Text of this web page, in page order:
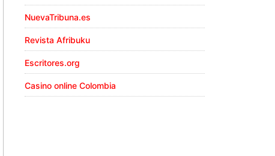
NuevaTribuna.es
Revista Afribuku
Escritores.org
Casino online Colombia